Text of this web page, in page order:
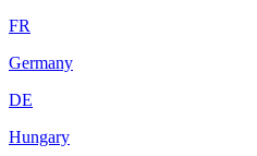
FR
Germany
DE
Hungary